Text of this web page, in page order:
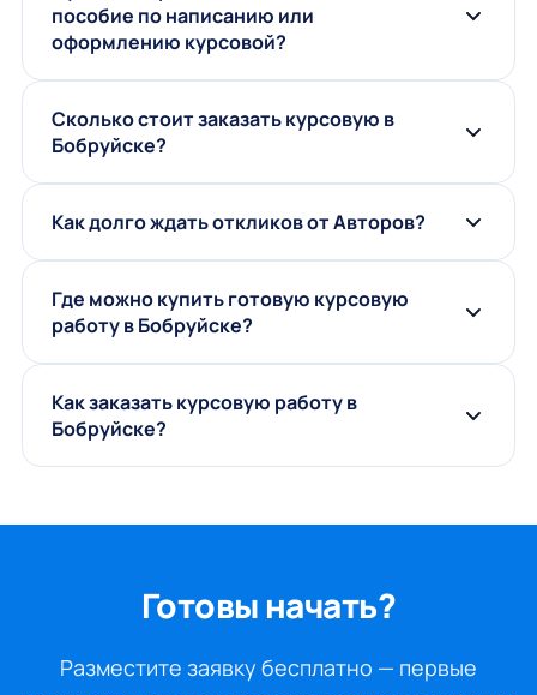
пособие по написанию или
оформлению курсовой?
Сколько стоит заказать курсовую в
Бобруйске?
Как долго ждать откликов от Авторов?
Где можно купить готовую курсовую
работу в Бобруйске?
Как заказать курсовую работу в
Бобруйске?
Готовы начать?
Разместите заявку бесплатно — первые